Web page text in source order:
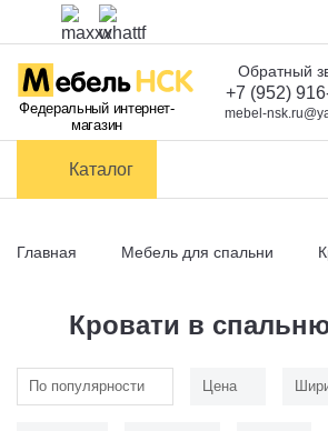
Оплата
Доставка и
самовывоз
Сборка
Федеральный интернет-
магазин
Обратный
+7 (952)
mebel-
Каталог
Главная Мебель для спальни
Кровати в
По популярности Цена